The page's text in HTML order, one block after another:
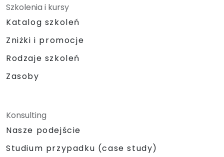
Szkolenia i kursy
Katalog szkoleń
Zniżki i promocje
Rodzaje szkoleń
Zasoby
Konsulting
Nasze podejście
Studium przypadku (case study)